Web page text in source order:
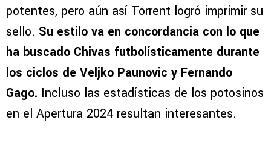
potentes, pero aún así Torrent logró imprimir su
sello. Su estilo va en concordancia con lo que
ha buscado Chivas futbolísticamente durante
los ciclos de Veljko Paunovic y Fernando
Gago. Incluso las estadísticas de los potosinos
en el Apertura 2024 resultan interesantes.